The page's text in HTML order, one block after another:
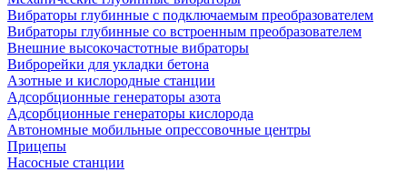
Вибраторы глубинные с подключаемым преобразователем
Вибраторы глубинные со встроенным преобразователем
Внешние высокочастотные вибраторы
Виброрейки для укладки бетона
Азотные и кислородные станции
Адсорбционные генераторы азота
Адсорбционные генераторы кислорода
Автономные мобильные опрессовочные центры
Прицепы
Насосные станции